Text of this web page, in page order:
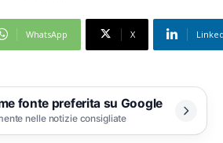
WhatsApp X
fonte preferita su Google
nelle notizie consigliate